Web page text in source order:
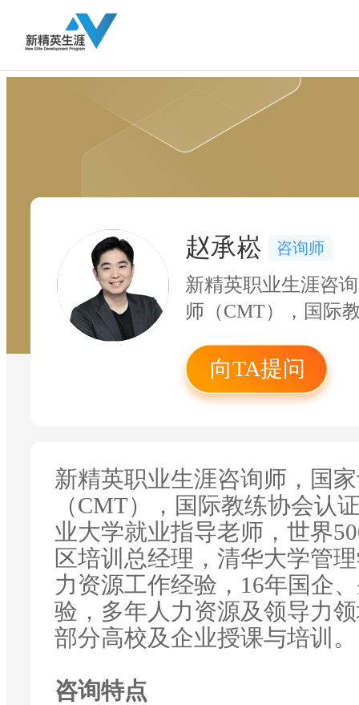
赵承崧 咨询师
新精英职业生涯咨
师（CMT），国际
界500强跨国集团中
大学管理学硕士。
高校及企业授课与
向TA提问
新精英职业生涯咨询师，国
（CMT），国际教练协会认
业大学就业指导老师，世界
区培训总经理，清华大学管
力资源工作经验，16年国企
验，多年人力资源及领导力
部分高校及企业授课与培训。
咨询特点